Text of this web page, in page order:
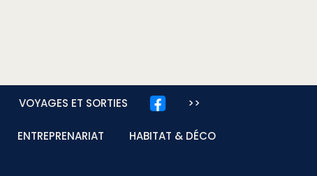
VOYAGES ET SORTIES >>
ENTREPRENARIAT HABITAT & DÉCO